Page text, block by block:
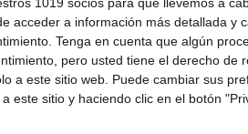
acceder a información más detallada y
Tenga en cuenta que algún
pero usted tiene el derecho de
a este sitio web. Puede cambiar sus
este sitio y haciendo clic en el botón
,4º ESO,4º ESO
,cubo, cuerpos
, ESO, estudiar,fórmulas
matemáticas secundaria
de volumen